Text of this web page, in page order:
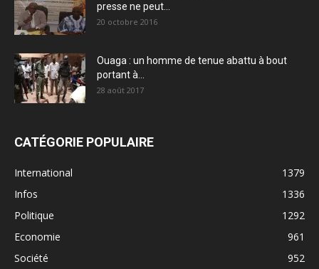
presse ne peut...
20 octobre 2016
Ouaga : un homme de tenue abattu à bout
portant à...
28 août 2017
CATÉGORIE POPULAIRE
International
1379
Infos
1336
Politique
1292
Economie
961
Société
952